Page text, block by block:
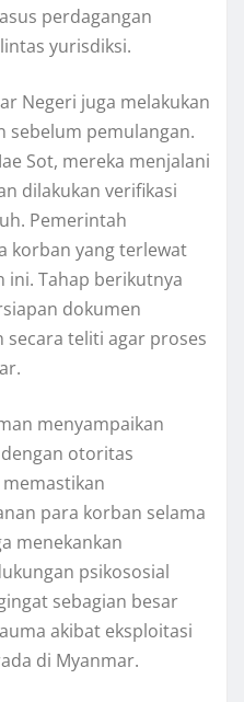
perdagangan
yurisdiksi.
Negeri juga melakukan
sebelum pemulangan.
Sot, mereka menjalani
dilakukan verifikasi
Pemerintah
korban yang terlewat
ini. Tahap berikutnya
dokumen
secara teliti agar proses
menyampaikan
otoritas
para korban selama
menekankan
psikososial
sebagian besar
akibat eksploitasi
di Myanmar.